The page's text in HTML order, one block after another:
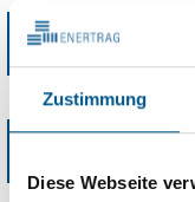
Zustimmung
Diese Webseite